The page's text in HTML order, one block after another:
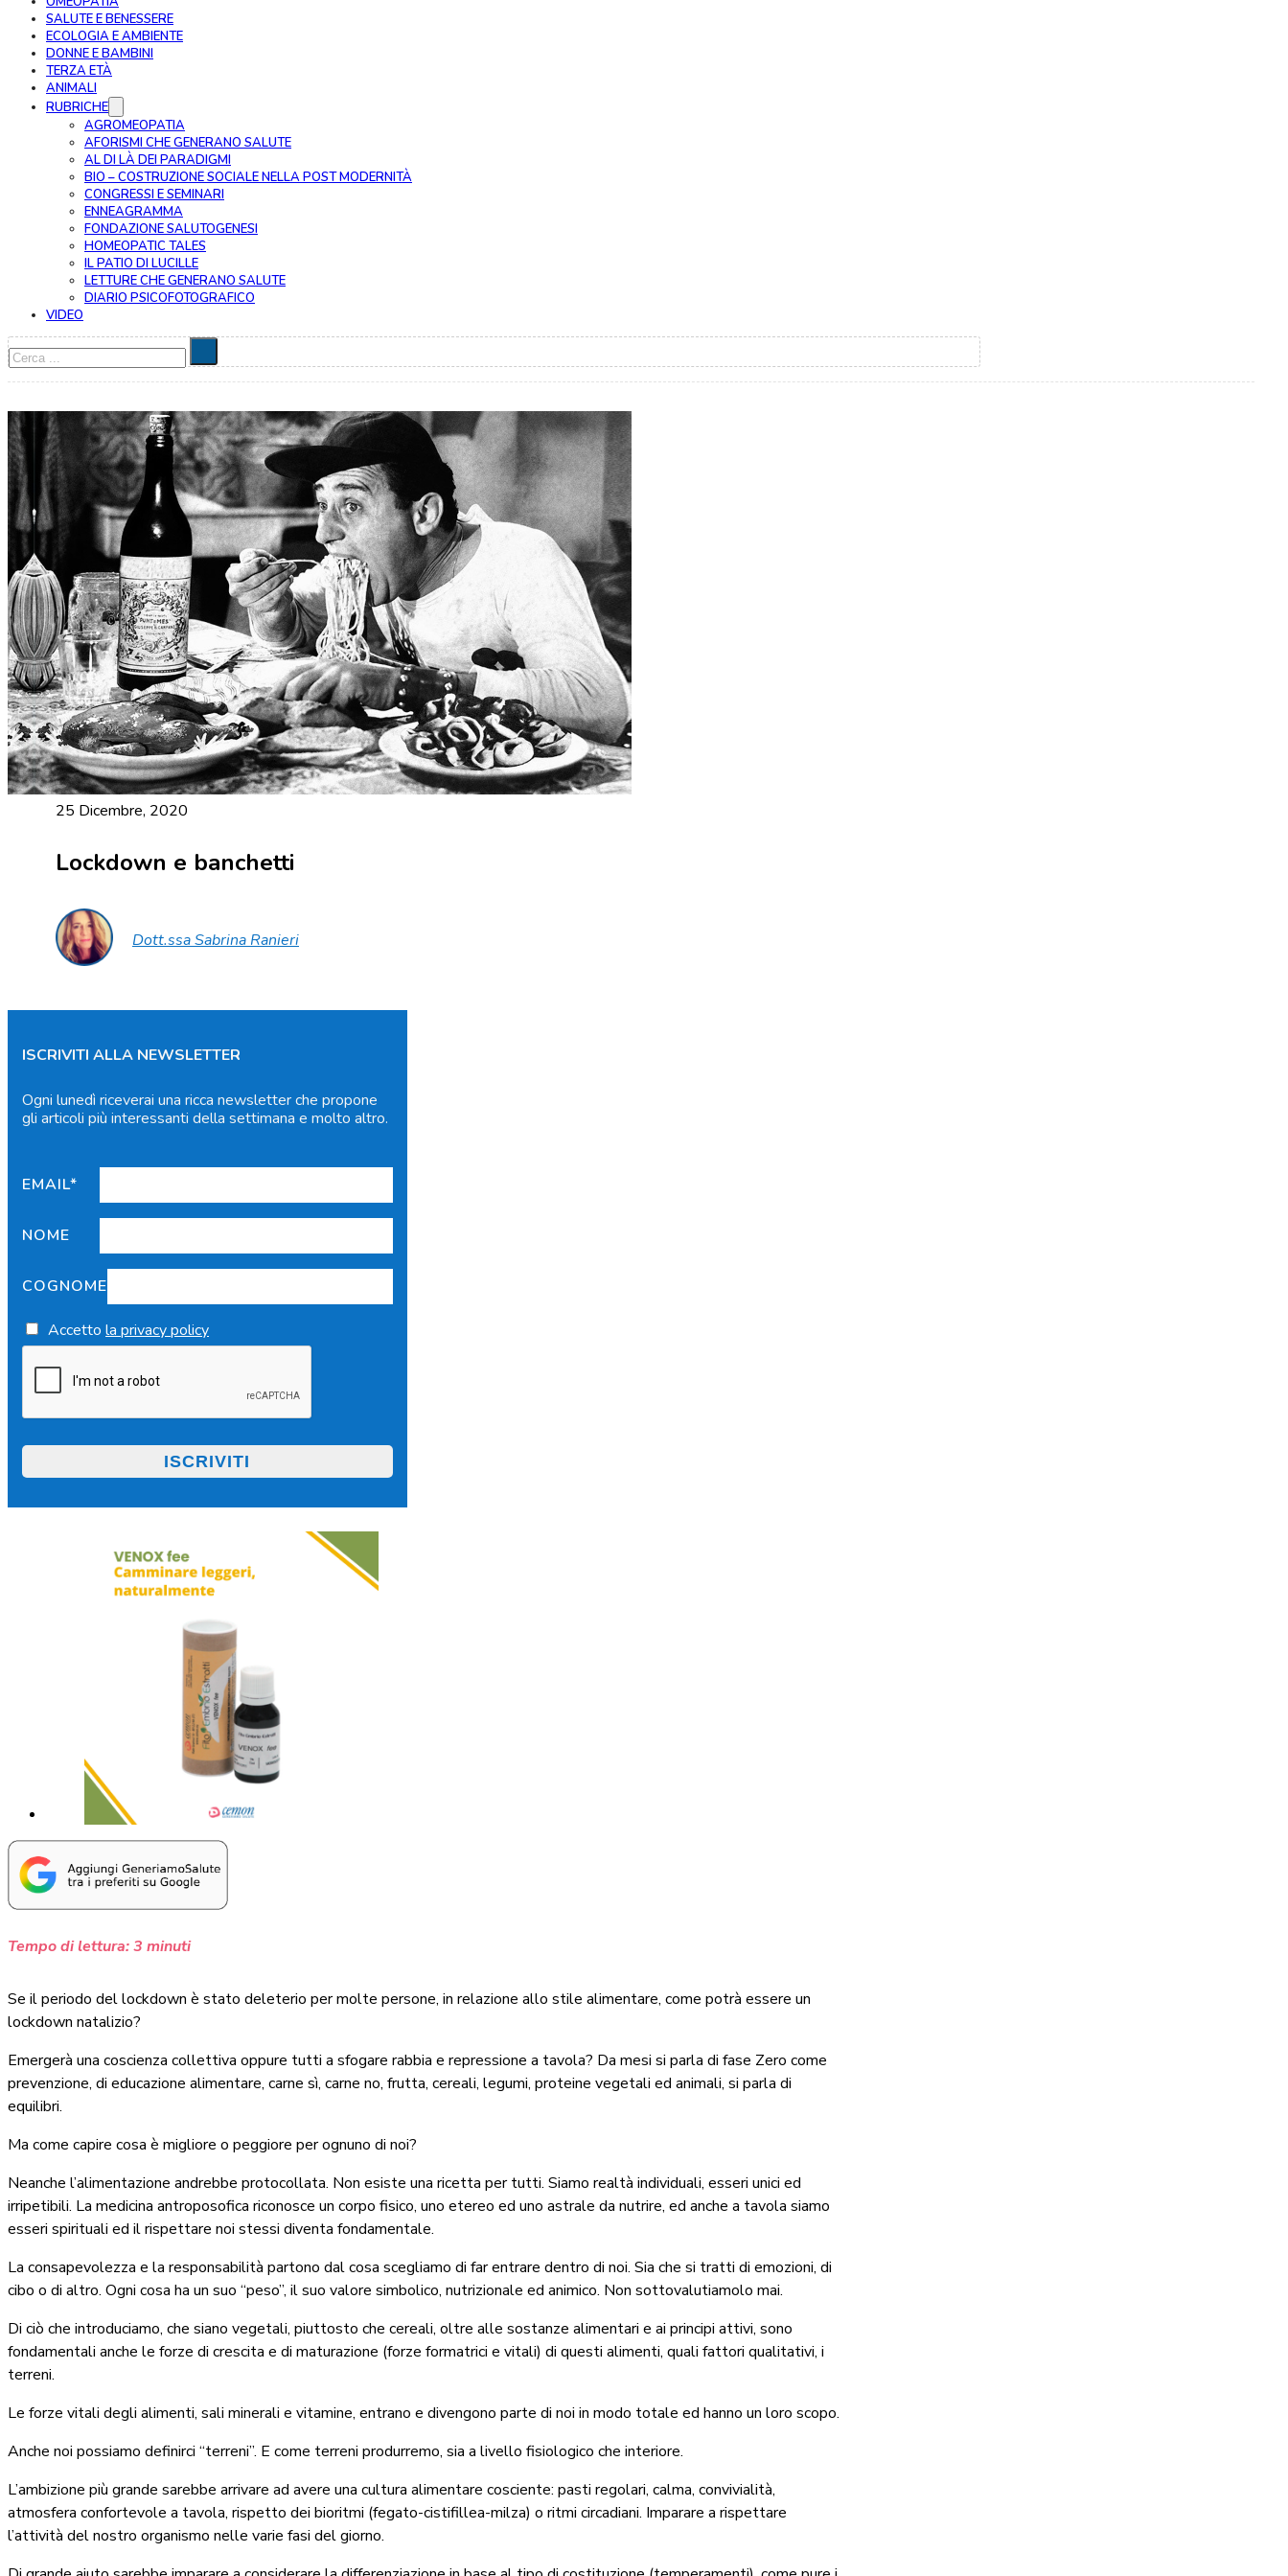
SALUTE E BENESSERE
ECOLOGIA E AMBIENTE
DONNE E BAMBINI
TERZA ETÀ
ANIMALI
RUBRICHE
AGROMEOPATIA
AFORISMI CHE GENERANO SALUTE
AL DI LÀ DEI PARADIGMI
BIO – COSTRUZIONE SOCIALE NELLA POST MODERNITÀ
CONGRESSI E SEMINARI
ENNEAGRAMMA
FONDAZIONE SALUTOGENESI
HOMEOPATIC TALES
IL PATIO DI LUCILLE
LETTURE CHE GENERANO SALUTE
DIARIO PSICOFOTOGRAFICO
VIDEO
Cerca
25 Dicembre, 2020
Lockdown e banchetti
Dott.ssa Sabrina Ranieri
ISCRIVITI ALLA NEWSLETTER
Ogni lunedì riceverai una ricca newsletter che propone
gli articoli più interessanti della settimana e molto altro.
EMAIL*
NOME
COGNOME
Accetto la privacy policy
Tempo di lettura:3 minuti
Se il periodo del lockdown è stato deleterio per molte persone, in relazione allo stile alimentare, come potrà essere un
lockdown natalizio?
Emergerà una coscienza collettiva oppure tutti a sfogare rabbia e repressione a tavola? Da mesi si parla di fase Zero come
prevenzione, di educazione alimentare, carne sì, carne no, frutta, cereali, legumi, proteine vegetali ed animali, si parla di
equilibri.
Ma come capire cosa è migliore o peggiore per ognuno di noi?
Neanche l’alimentazione andrebbe protocollata. Non esiste una ricetta per tutti. Siamo realtà individuali, esseri unici ed
irripetibili. La medicina antroposofica riconosce un corpo fisico, uno etereo ed uno astrale da nutrire, ed anche a tavola siamo
esseri spirituali ed il rispettare noi stessi diventa fondamentale.
La consapevolezza e la responsabilità partono dal cosa scegliamo di far entrare dentro di noi. Sia che si tratti di emozioni, di
cibo o di altro. Ogni cosa ha un suo “peso”, il suo valore simbolico, nutrizionale ed animico. Non sottovalutiamolo mai.
Di ciò che introduciamo, che siano vegetali, piuttosto che cereali, oltre alle sostanze alimentari e ai principi attivi, sono
fondamentali anche le forze di crescita e di maturazione (forze formatrici e vitali) di questi alimenti, quali fattori qualitativi, i
terreni.
Le forze vitali degli alimenti, sali minerali e vitamine, entrano e divengono parte di noi in modo totale ed hanno un loro scopo.
Anche noi possiamo definirci “terreni”. E come terreni produrremo, sia a livello fisiologico che interiore.
L’ambizione più grande sarebbe arrivare ad avere una cultura alimentare cosciente: pasti regolari, calma, convivialità,
atmosfera confortevole a tavola, rispetto dei bioritmi (fegato-cistifillea-milza) o ritmi circadiani. Imparare a rispettare
l’attività del nostro organismo nelle varie fasi del giorno.